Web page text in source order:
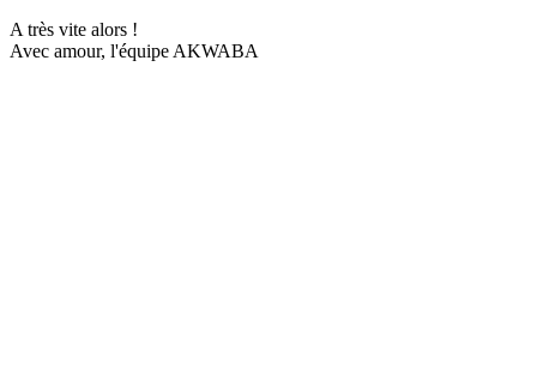
A très vite alors !
Avec amour, l'équipe AKWABA